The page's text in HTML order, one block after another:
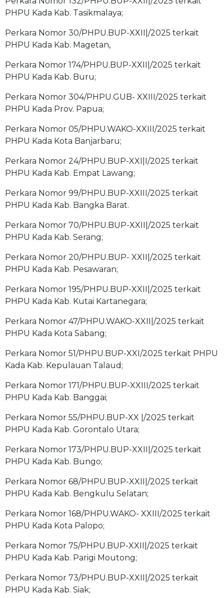
PHPU Kada Kab. Tasikmalaya;
Perkara Nomor 30/PHPU.BUP-XXII|/2025 terkait
PHPU Kada Kab. Magetan,
Perkara Nomor 174/PHPU.BUP-XXII|/2025 terkait
PHPU Kada Kab. Buru;
Perkara Nomor 304/PHPU.GUB- XXIII/2025 terkait
PHPU Kada Prov. Papua;
Perkara Nomor 05/PHPU.WAKO-XXIII/2025 terkait
PHPU Kada Kota Banjarbaru;
Perkara Nomor 24/PHPU.BUP-XXI|I/2025 terkait
PHPU Kada Kab. Empat Lawang;
Perkara Nomor 99/PHPU.BUP-XXIII/2025 terkait
PHPU Kada Kab. Bangka Barat.
Perkara Nomor 70/PHPU.BUP-XXII|/2025 terkait
PHPU Kada Kab. Serang;
Perkara Nomor 20/PHPU.BUP- XXII|/2025 terkait
PHPU Kada Kab. Pesawaran;
Perkara Nomor 195/PHPU.BUP-XXII|/2025 terkait
PHPU Kada Kab. Kutai Kartanegara;
Perkara Nomor 47/PHPU.WAKO-XXII|/2025 terkait
PHPU Kada Kota Sabang;
Perkara Nomor 51/PHPU.BUP-XXI/2025 terkait PHPU
Kada Kab. Kepulauan Talaud;
Perkara Nomor 171/PHPU.BUP-XXIII/2025 terkait
PHPU Kada Kab. Banggai;
Perkara Nomor 55/PHPU.BUP-XX |/2025 terkait
PHPU Kada Kab. Gorontalo Utara;
Perkara Nomor 173/PHPU.BUP-XXII|/2025 terkait
PHPU Kada Kab. Bungo;
Perkara Nomor 68/PHPU.BUP-XXII|/2025 terkait
PHPU Kada Kab. Bengkulu Selatan;
Perkara Nomor 168/PHPU.WAKO- XXIII/2025 terkait
PHPU Kada Kota Palopo;
Perkara Nomor 75/PHPU.BUP-XXII|/2025 terkait
PHPU Kada Kab. Parigi Moutong;
Perkara Nomor 73/PHPU.BUP-XXII|/2025 terkait
PHPU Kada Kab. Siak;